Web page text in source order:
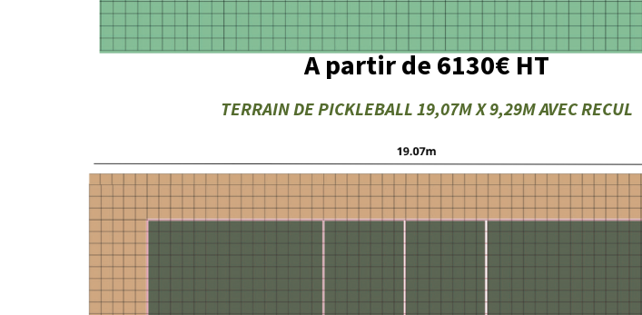
A partir de 6130€ HT
TERRAIN DE PICKLEBALL 19,07M X 9,29M AVEC RECUL